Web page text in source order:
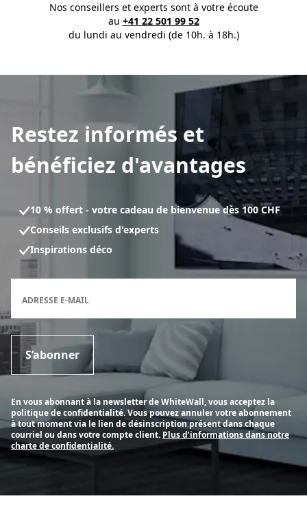
Nos conseillers et experts sont à votre écoute
au +41 22 501 99 52
du lundi au vendredi (de 10h. à 18h.)
Restez informés et
bénéficiez d'avantages
10 % offert - votre cadeau de bienvenue dès 100 CHF
Conseils exclusifs d'experts
Inspirations déco
ADRESSE E-MAIL
S’abonner
En vous abonnant à la newsletter de WhiteWall, vous acceptez la
politique de confidentialité. Vous pouvez annuler votre abonnement
à tout moment via le lien de désinscription présent dans chaque
courriel ou dans votre compte client. Plus d’informations dans notre
charte de confidentialité.